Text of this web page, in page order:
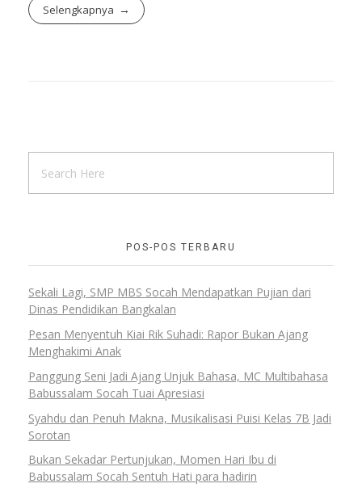
Selengkapnya
POS-POS TERBARU
Sekali Lagi, SMP MBS Socah Mendapatkan Pujian dari
Dinas Pendidikan Bangkalan
Pesan Menyentuh Kiai Rik Suhadi: Rapor Bukan Ajang
Menghakimi Anak
Panggung Seni Jadi Ajang Unjuk Bahasa, MC Multibahasa
Babussalam Socah Tuai Apresiasi
Syahdu dan Penuh Makna, Musikalisasi Puisi Kelas 7B Jadi
Sorotan
Bukan Sekadar Pertunjukan, Momen Hari Ibu di
Babussalam Socah Sentuh Hati para hadirin